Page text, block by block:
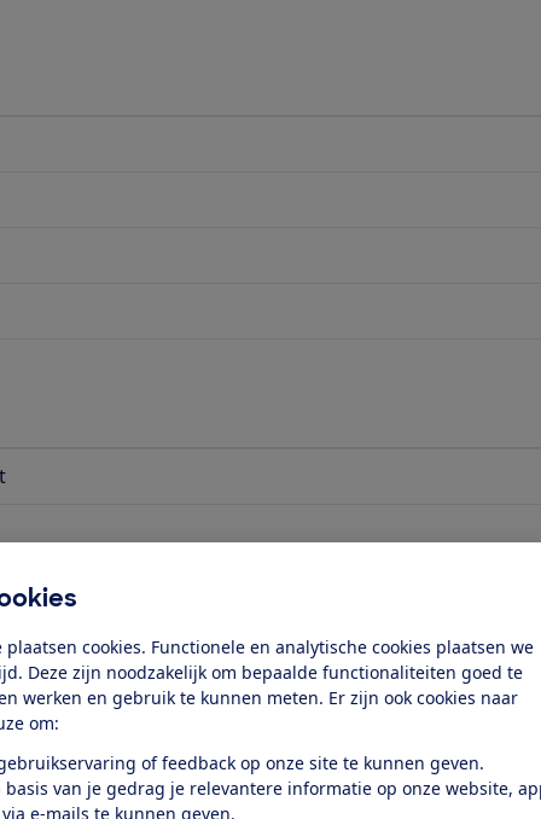
plaatsen cookies. Functionele en analytische cookies plaatsen we
Deze zijn noodzakelijk om bepaalde functionaliteiten goed te
werken en gebruik te kunnen meten. Er zijn ook cookies naar
om:
of feedback op onze site te kunnen geven.
basis van je gedrag je relevantere informatie op onze website,
e-mails te kunnen geven.
zie je waar je wel/niet voor verzekerd